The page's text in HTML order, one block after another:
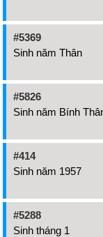
#5369
Sinh năm Thân
#5826
Sinh năm Bính
#414
Sinh năm 1957
#5288
Sinh tháng 1